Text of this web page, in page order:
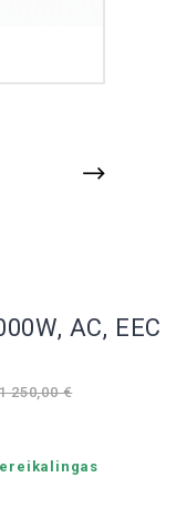
AC, EEC
250,00 €